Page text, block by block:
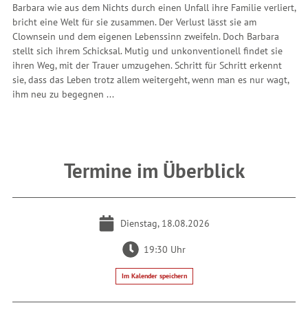
Barbara wie aus dem Nichts durch einen Unfall ihre Familie verliert,
bricht eine Welt für sie zusammen. Der Verlust lässt sie am
Clownsein und dem eigenen Lebenssinn zweifeln. Doch Barbara
stellt sich ihrem Schicksal. Mutig und unkonventionell findet sie
ihren Weg, mit der Trauer umzugehen. Schritt für Schritt erkennt
sie, dass das Leben trotz allem weitergeht, wenn man es nur wagt,
ihm neu zu begegnen ...
Termine im Überblick
Dienstag, 18.08.2026
19:30 Uhr
Im Kalender speichern